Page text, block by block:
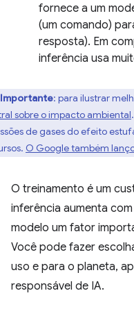
fornece a um
(um comando)
resposta). Em
inferência usa
Importante: para ilustrar
sobre o impacto ambiental
de gases do efeito
O Google também
O treinamento é um
inferência aumenta
modelo um fator
Você pode fazer
uso e para o planeta,
responsável de IA.